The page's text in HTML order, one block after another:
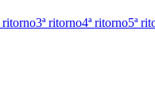
ritorno3ª ritorno4ª ritorno5ª